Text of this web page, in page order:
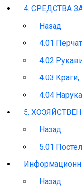
4. СРЕДСТВА
Назад
4.01
4.02
4.03 Краги,
4.04
5.
Назад
5.01
Назад